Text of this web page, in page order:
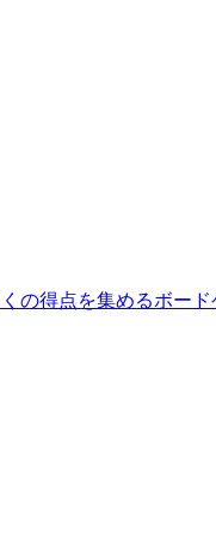
の得点を集めるボード